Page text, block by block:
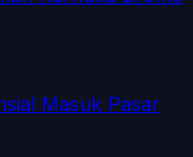
Masuk Pasar